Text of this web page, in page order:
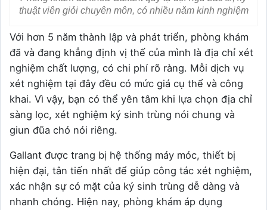
thuật viên giỏi chuyên môn, có nhiều năm kinh nghiệm
Với hơn 5 năm thành lập và phát triển, phòng khám
đã và đang khẳng định vị thế của mình là địa chỉ xét
nghiệm chất lượng, có chi phí rõ ràng. Mỗi dịch vụ
xét nghiệm tại đây đều có mức giá cụ thể và công
khai. Vì vậy, bạn có thể yên tâm khi lựa chọn địa chỉ
sàng lọc, xét nghiệm ký sinh trùng nói chung và
giun đũa chó nói riêng.
Gallant được trang bị hệ thống máy móc, thiết bị
hiện đại, tân tiến nhất để giúp công tác xét nghiệm,
xác nhận sự có mặt của ký sinh trùng dễ dàng và
nhanh chóng. Hiện nay, phòng khám áp dụng